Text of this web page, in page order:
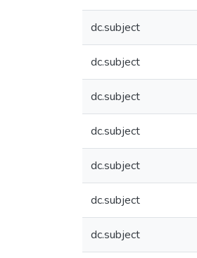
dc.subject
dc.subject
dc.subject
dc.subject
dc.subject
dc.subject
dc.subject